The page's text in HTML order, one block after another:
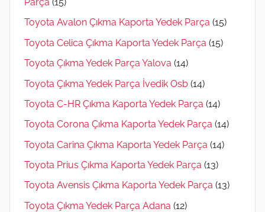
Toyota Avalon Çıkma Kaporta Yedek Parça (15)
Toyota Celica Çıkma Kaporta Yedek Parça (15)
Toyota Çıkma Yedek Parça Yalova (14)
Toyota Çıkma Yedek Parça İvedik Osb (14)
Toyota C-HR Çıkma Kaporta Yedek Parça (14)
Toyota Corona Çıkma Kaporta Yedek Parça (14)
Toyota Carina Çıkma Kaporta Yedek Parça (14)
Toyota Prius Çıkma Kaporta Yedek Parça (13)
Toyota Avensis Çıkma Kaporta Yedek Parça (13)
Toyota Çıkma Yedek Parça Adana (12)